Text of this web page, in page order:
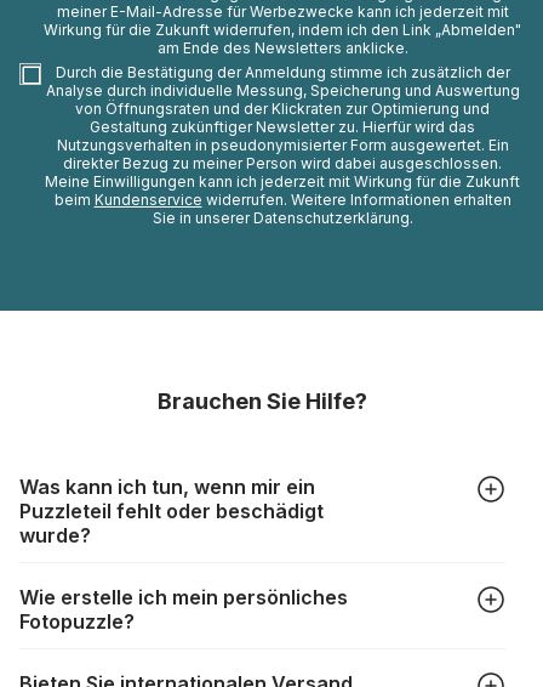
meiner E-Mail-Adresse für Werbezwecke kann ich jederzeit mit
Wirkung für die Zukunft widerrufen, indem ich den Link „Abmelden"
am Ende des Newsletters anklicke.
Durch die Bestätigung der Anmeldung stimme ich zusätzlich der
Analyse durch individuelle Messung, Speicherung und Auswertung
von Öffnungsraten und der Klickraten zur Optimierung und
Gestaltung zukünftiger Newsletter zu. Hierfür wird das
Nutzungsverhalten in pseudonymisierter Form ausgewertet. Ein
direkter Bezug zu meiner Person wird dabei ausgeschlossen.
Meine Einwilligungen kann ich jederzeit mit Wirkung für die Zukunft
beim Kundenservice widerrufen. Weitere Informationen erhalten
Sie in unserer Datenschutzerklärung.
Brauchen Sie Hilfe?
Was kann ich tun, wenn mir ein
Puzzleteil fehlt oder beschädigt
wurde?
aber trotzdem kann es vorkommen, dass Teile beschädigt
werden oder verloren gehen. Mit solchen Fällen gehen
https://www.puzzle.de/puzzleteile-fehlen.html
Wie erstelle ich mein persönliches
Fotopuzzle?